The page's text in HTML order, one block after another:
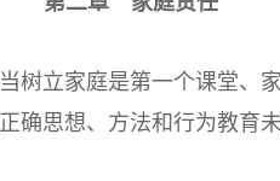
家庭是第一个课堂、家
确思想、方法和行为教育